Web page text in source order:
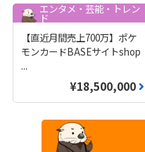
エンタメ・芸能・トレン
ド
【直近月間売上700万】ポケ
モンカードBASEサイトshop
...
¥18,500,000